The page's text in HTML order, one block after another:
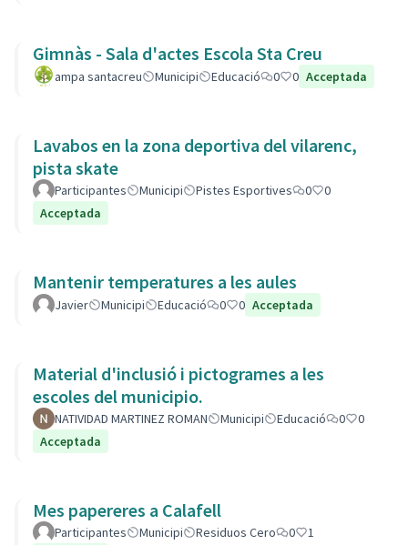
Gimnàs - Sala d'actes Escola Sta Creu
ampa santacreu Municipi Educació 0 0 Acceptada
Lavabos en la zona deportiva del vilarenc,
pista skate
Participantes Municipi Pistes Esportives 0
0
Acceptada
Mantenir temperatures a les aules
Javier Municipi Educació 0 0 Acceptada
Material d'inclusió i pictogrames a les
escoles del municipio.
NATIVIDAD MARTINEZ ROMAN Municipi Educació 0
0
Acceptada
Mes papereres a Calafell
Participantes Municipi Residuos Cero 0
1